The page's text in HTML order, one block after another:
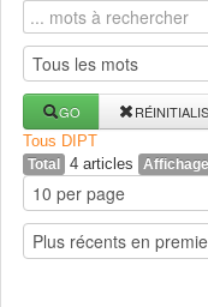
GO
Tous D PT
Total 4 articles Affichage